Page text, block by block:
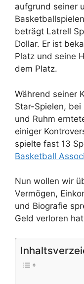
aufgrund seiner
beträgt Latrell
Dollar. Er ist
Platz und seine
dem Platz.
Während seiner
Star-Spielen,
und Ruhm
einiger
spielte fast 13
Basketball
Nun wollen wir
Vermögen,
und Biografie
Geld verloren